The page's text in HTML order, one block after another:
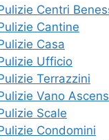
Centri
Cantine
Casa
Ufficio
Terrazzini
Vano
Scale
Condomini